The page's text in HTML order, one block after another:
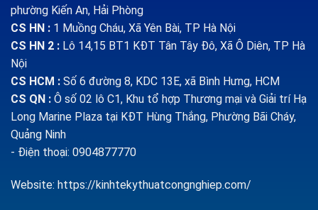
phường Kiến An, Hải Phòng
CS HN : 1 Muồng Cháu, Xã Yên Bài, TP Hà Nội
CS HN 2 : Lô 14,15 BT1 KĐT Tân Tây Đô, Xã Ô Diên, TP Hà
Nội
CS HCM : Số 6 đường 8, KDC 13E, xã Bình Hưng, HCM
CS QN : Ô số 02 lô C1, Khu tổ hợp Thương mại và Giải trí Hạ
Long Marine Plaza tại KĐT Hùng Thắng, Phường Bãi Cháy,
Quảng Ninh
- Điện thoại: 0904877770
Website: https://kinhtekythuatcongnghiep.com/